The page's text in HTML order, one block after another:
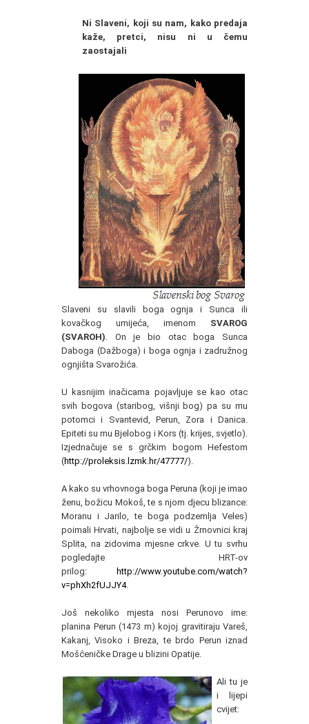
Ni Slaveni, koji su nam, kako predaja
kaže, pretci, nisu ni u čemu
zaostajali
Slaveni su slavili boga ognja i Sunca ili
kovačkog umijeća, imenom SVAROG
(SVAROH). On je bio otac boga Sunca
Daboga (Dažboga) i boga ognja i zadružnog
ognjišta Svarožića.
U kasnijim inačicama pojavljuje se kao otac
svih bogova (staribog, višnji bog) pa su mu
potomci i Svantevid, Perun, Zora i Danica.
Epiteti su mu Bjelobog i Kors (tj. krijes, svjetlo).
Izjednačuje se s grčkim bogom Hefestom
(http://proleksis.lzmk.hr/47777/).
A kako su vrhovnoga boga Peruna (koji je imao
ženu, božicu Mokoš, te s njom djecu blizance:
Moranu i Jarilo, te boga podzemlja Veles)
poimali Hrvati, najbolje se vidi u Žrnovnici kraj
Splita, na zidovima mjesne crkve. U tu svrhu
pogledajte HRT-ov
prilog:
http://www.youtube.com/watch?
v=phXh2fUJJY4.
Još nekoliko mjesta nosi Perunovo ime:
planina Perun (1473 m) kojoj gravitiraju Vareš,
Kakanj, Visoko i Breza, te brdo Perun iznad
Mošćeničke Drage u blizini Opatije.
Ali tu je
i lijepi
cvijet: